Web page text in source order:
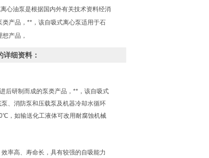
心油泵是根据国内外有关技术资料经消
产品，**，该自吸式离心泵适用于石
产品，
细资料：
后研制而成的泵类产品，**，该自吸式
、消防泵和压载泵及机器冷却水循环
，如输送化工液体可改用耐腐蚀机械
率高、寿命长，具有较强的自吸能力